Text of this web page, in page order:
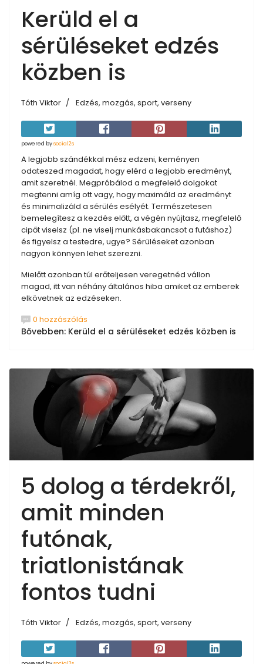
Kerüld el a
sérüléseket edzés
közben is
Tóth Viktor Edzés, mozgás, sport, verseny
powered bysocial2s
A legjobb szándékkal mész edzeni, keményen
odateszed magadat, hogy elérd a legjobb eredményt,
amit szeretnél. Megpróbálod a megfelelő dolgokat
megtenni amíg ott vagy, hogy maximáld az eredményt
és minimalizáld a sérülés esélyét. Természetesen
bemelegítesz a kezdés előtt, a végén nyújtasz, megfelelő
cipőt viselsz (pl. ne viselj munkásbakancsot a futáshoz)
és figyelsz a testedre, ugye? Sérüléseket azonban
nagyon könnyen lehet szerezni.
Mielőtt azonban túl erőteljesen veregetnéd vállon
magad, itt van néhány általános hiba amiket az emberek
elkövetnek az edzéseken.
0 hozzászólás
Bővebben: Kerüld el a sérüléseket edzés közben is
5 dolog a térdekről,
amit minden
futónak,
triatlonistának
fontos tudni
Tóth Viktor Edzés, mozgás, sport, verseny